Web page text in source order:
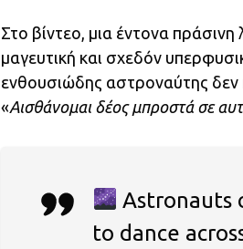
Στο βίντεο, μια έντονα
μαγευτική και σχεδόν
ενθουσιώδης αστροναύτης
«Αισθάνομαι δέος μπροστά σε
Astronauts
to dance